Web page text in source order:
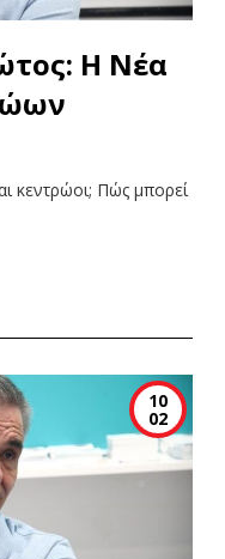
Η Νέα
κεντρώοι; Πώς μπορεί
10
02